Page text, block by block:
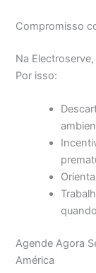
Compromisso
Na
Por isso:
Agende Agora
América